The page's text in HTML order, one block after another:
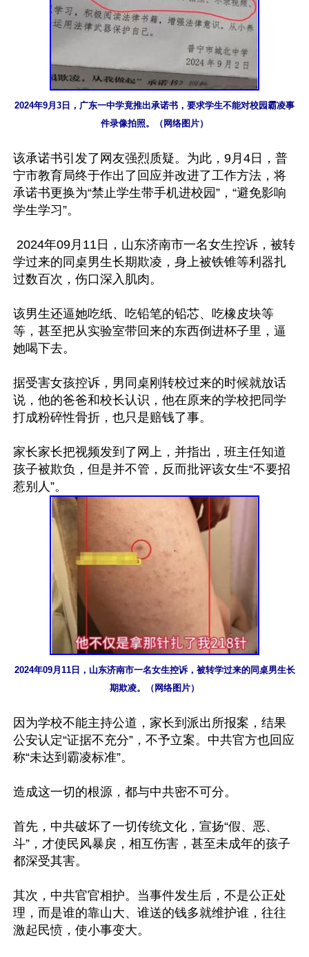
2024年9月3日，广东一中学竟推出承诺书，要求学生不能对校园霸凌事
件录像拍照。（网络图片）
该承诺书引发了网友强烈质疑。为此，9月4日，普
宁市教育局终于作出了回应并改进了工作方法，将
承诺书更换为“禁止学生带手机进校园”，“避免影响
学生学习”。
学过来的同桌男生长期欺凌，身上被铁锥等利器扎
过数百次，伤口深入肌肉。
该男生还逼她吃纸、吃铅笔的铅芯、吃橡皮块等
等，甚至把从实验室带回来的东西倒进杯子里，逼
她喝下去。
据受害女孩控诉，男同桌刚转校过来的时候就放话
说，他的爸爸和校长认识，他在原来的学校把同学
打成粉碎性骨折，也只是赔钱了事。
家长家长把视频发到了网上，并指出，班主任知道
孩子被欺负，但是并不管，反而批评该女生“不要招
2024年09月11日，山东济南市一名女生控诉，被转学过来的同桌男生长
期欺凌。（网络图片）
因为学校不能主持公道，家长到派出所报案，结果
公安认定“证据不充分”，不予立案。中共官方也回应
称“未达到霸凌标准”。
造成这一切的根源，都与中共密不可分。
首先，中共破坏了一切传统文化，宣扬“假、恶、
斗”，才使民风暴戾，相互伤害，甚至未成年的孩子
都深受其害。
其次，中共官官相护。当事件发生后，不是公正处
理，而是谁的靠山大、谁送的钱多就维护谁，往往
激起民愤，使小事变大。